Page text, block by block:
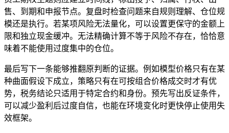
售、到期和申报节点。复盘时检查问题来自规则理解、仓位规
模还是执行。若某项风险无法量化，可以设置更保守的金额上
限和独立现金缓冲。无法精确计算不等于风险不存在，恰恰意
味着不能使用过度集中的仓位。
最后写下一条能够推翻原判断的证据。例如模型价格只有在某
种曲面假设下成立，策略只有在可按组合价格成交时才有优
势，税务结论只适用于特定合约和身份。预先写出反证条件，
可以减少盈利后过度自信，也能在环境变化时更快停止使用失
效框架。